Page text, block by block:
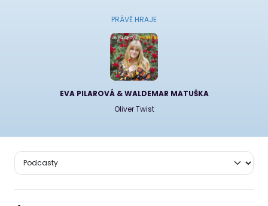
PRÁVĚ HRAJE
EVA PILAROVÁ & WALDEMAR MATUŠKA
Oliver Twist